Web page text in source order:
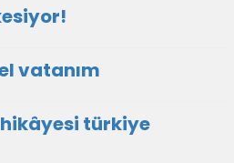
vatanım
türkiye